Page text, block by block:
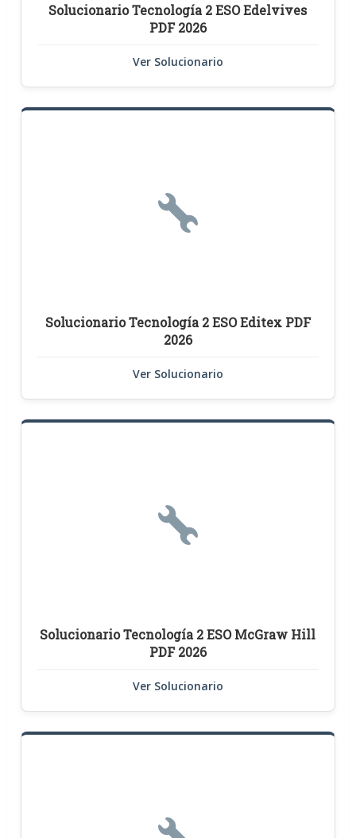
Solucionario Tecnología 2 ESO Edelvives
PDF 2026
Ver Solucionario
Solucionario Tecnología 2 ESO Editex PDF
2026
Ver Solucionario
Solucionario Tecnología 2 ESO McGraw Hill
PDF 2026
Ver Solucionario